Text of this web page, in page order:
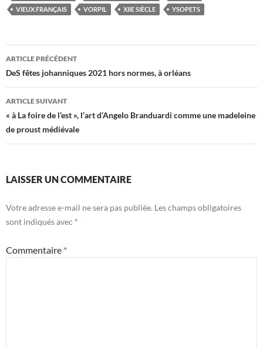
VIEUX FRANÇAIS
VORPIL XIIE SIÈCLE YSOPETS
Navigation
des
articles
ARTICLE PRÉCÉDENT
DeS fêtes johanniques 2021 hors normes, à orléans
ARTICLE SUIVANT
« à La foire de l’est », l’art d’Angelo Branduardi comme une madeleine
de proust médiévale
LAISSER UN COMMENTAIRE
Votre adresse e-mail ne sera pas publiée. Les champs obligatoires
sont indiqués avec *
Commentaire *